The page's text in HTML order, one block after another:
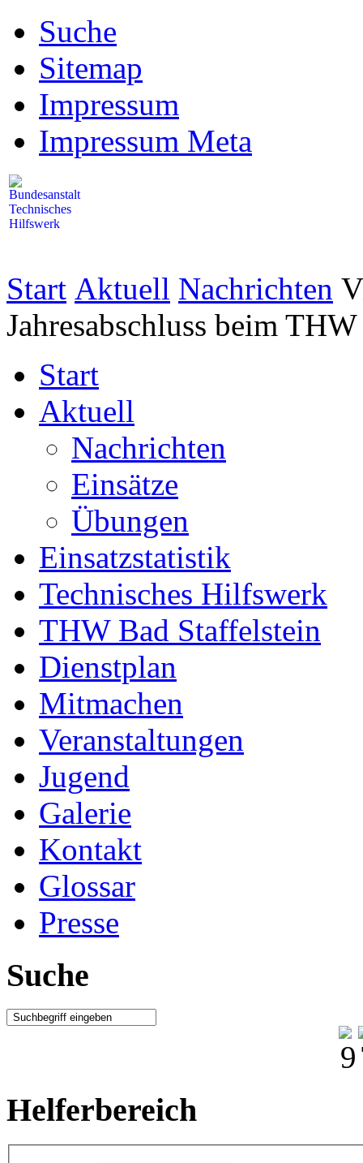
Suche
Sitemap
Impressum
Impressum Meta
Start Aktuell Nachrichten
Jahresabschluss beim
Start
Aktuell
Nachrichten
Einsätze
Übungen
Einsatzstatistik
Technisches Hilfswerk
THW Bad Staffelstein
Dienstplan
Mitmachen
Veranstaltungen
Jugend
Galerie
Kontakt
Glossar
Presse
Suche
Helferbereich